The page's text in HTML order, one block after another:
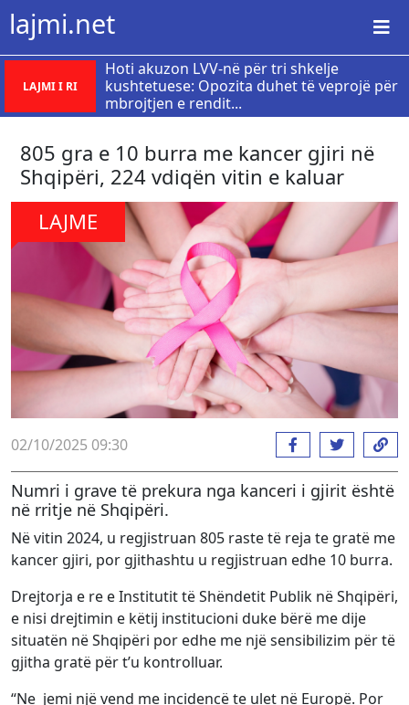
lajmi.net
LAJMI I RI
Hoti akuzon LVV-në për tri shkelje
kushtetuese: Opozita duhet të veprojë për
mbrojtjen e rendit...
805 gra e 10 burra me kancer gjiri në
Shqipëri, 224 vdiqën vitin e kaluar
LAJME
02/10/2025 09:30
Numri i grave të prekura nga kanceri i gjirit është
në rritje në Shqipëri.
Në vitin 2024, u regjistruan 805 raste të reja te gratë me
kancer gjiri, por gjithashtu u regjistruan edhe 10 burra.
Drejtorja e re e Institutit të Shëndetit Publik në Shqipëri,
e nisi drejtimin e këtij institucioni duke bërë me dije
situatën në Shqipëri por edhe me një sensibilizim për të
gjitha gratë për t’u kontrolluar.
“Ne jemi një vend me incidencë te ulet në Europë. Por